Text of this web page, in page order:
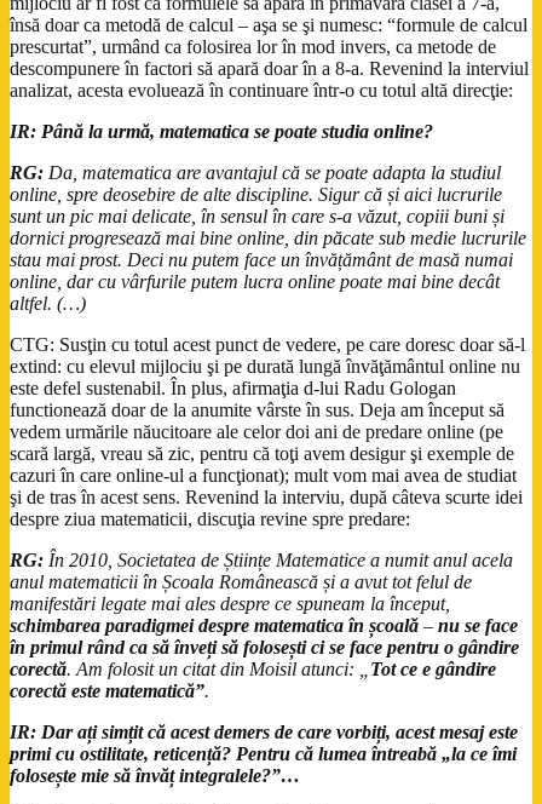
însă doar ca metodă de calcul – aşa se şi numesc: “formule de calcul
prescurtat”, urmând ca folosirea lor în mod invers, ca metode de
descompunere în factori să apară doar în a 8-a. Revenind la interviul
analizat, acesta evoluează în continuare într-o cu totul altă direcţie:
IR: Până la urmă, matematica se poate studia online?
RG: Da, matematica are avantajul că se poate adapta la studiul
online, spre deosebire de alte discipline. Sigur că și aici lucrurile
sunt un pic mai delicate, în sensul în care s-a văzut, copiii buni și
dornici progresează mai bine online, din păcate sub medie lucrurile
stau mai prost. Deci nu putem face un învățământ de masă numai
online, dar cu vârfurile putem lucra online poate mai bine decât
altfel. (…)
CTG: Susţin cu totul acest punct de vedere, pe care doresc doar să-l
extind: cu elevul mijlociu şi pe durată lungă învăţământul online nu
este defel sustenabil. În plus, afirmaţia d-lui Radu Gologan
functionează doar de la anumite vârste în sus. Deja am început să
vedem urmările năucitoare ale celor doi ani de predare online (pe
scară largă, vreau să zic, pentru că toţi avem desigur şi exemple de
cazuri în care online-ul a funcţionat); mult vom mai avea de studiat
şi de tras în acest sens. Revenind la interviu, după câteva scurte idei
despre ziua matematicii, discuţia revine spre predare:
RG: În 2010, Societatea de Științe Matematice a numit anul acela
anul matematicii în Școala Românească și a avut tot felul de
manifestări legate mai ales despre ce spuneam la început,
schimbarea paradigmei despre matematica în școală – nu se face
în primul rând ca să înveți să folosești ci se face pentru o gândire
corectă. Am folosit un citat din Moisil atunci: „ Tot ce e gândire
corectă este matematică”.
IR: Dar ați simțit că acest demers de care vorbiți, acest mesaj este
primi cu ostilitate, reticență? Pentru că lumea întreabă „la ce îmi
folosește mie să învăț integralele?”…